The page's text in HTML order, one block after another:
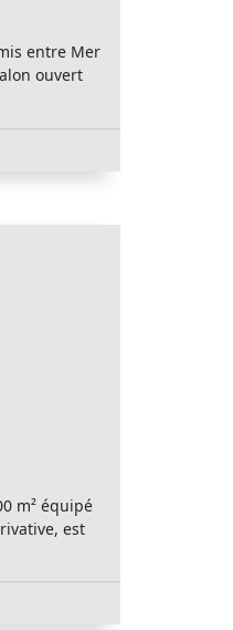
entre Mer
ouvert
m² équipé
est